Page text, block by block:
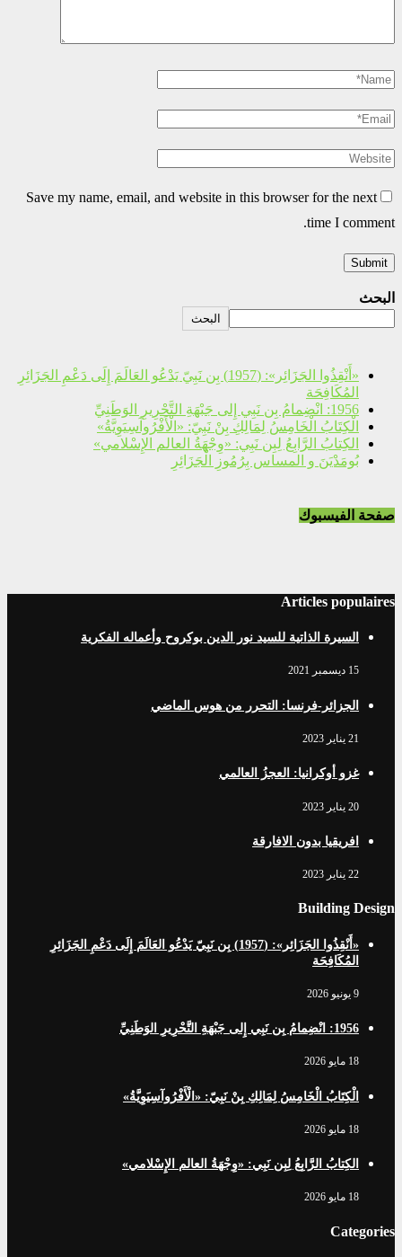
Save my name, email, and website in this browser for the next
time I comment.
البحث
البحث
«أَنْقِذُوا الجَزَائِر»: (1957) بِن نَبِيّ يَدْعُو العَالَمَ إِلَى دَعْمِ الجَزَائِرِ
المُكَافِحَة
1956: انْضِمامُ بِن نَبِي إِلى جَبْهَةِ التَّحْرِيرِ الوَطَنِيِّ
الْكِتَابُ الْخَامِسُ لِمَالِكِ بِنْ نَبِيّ: «الْأَفْرُوآسِيَوِيَّةُ»
الكِتابُ الرَّابِعُ لِبِن نَبِي: «وِجْهَةُ العالم الإِسْلامي»
بُومَدْيَنَ و المساس بِرُمُوزِ الْجَزَائِرِ
صفحة الفيسبوك
Articles populaires
السيرة الذاتية للسيد نور الدين بوكروح وأعماله الفكرية
15 ديسمبر 2021
الجزائر-فرنسا: التحرر من هوس الماضي
21 يناير 2023
غزو أوكرانيا: العجزُ العالمي
20 يناير 2023
افریقيا بدون الافارقة
22 يناير 2023
Building Design
«أَنْقِذُوا الجَزَائِر»: (1957) بِن نَبِيّ يَدْعُو العَالَمَ إِلَى دَعْمِ الجَزَائِرِ
المُكَافِحَة
9 يونيو 2026
1956: انْضِمامُ بِن نَبِي إِلى جَبْهَةِ التَّحْرِيرِ الوَطَنِيِّ
18 مايو 2026
الْكِتَابُ الْخَامِسُ لِمَالِكِ بِنْ نَبِيّ: «الْأَفْرُوآسِيَوِيَّةُ»
18 مايو 2026
الكِتابُ الرَّابِعُ لِبِن نَبِي: «وِجْهَةُ العالم الإِسْلامي»
18 مايو 2026
Categories